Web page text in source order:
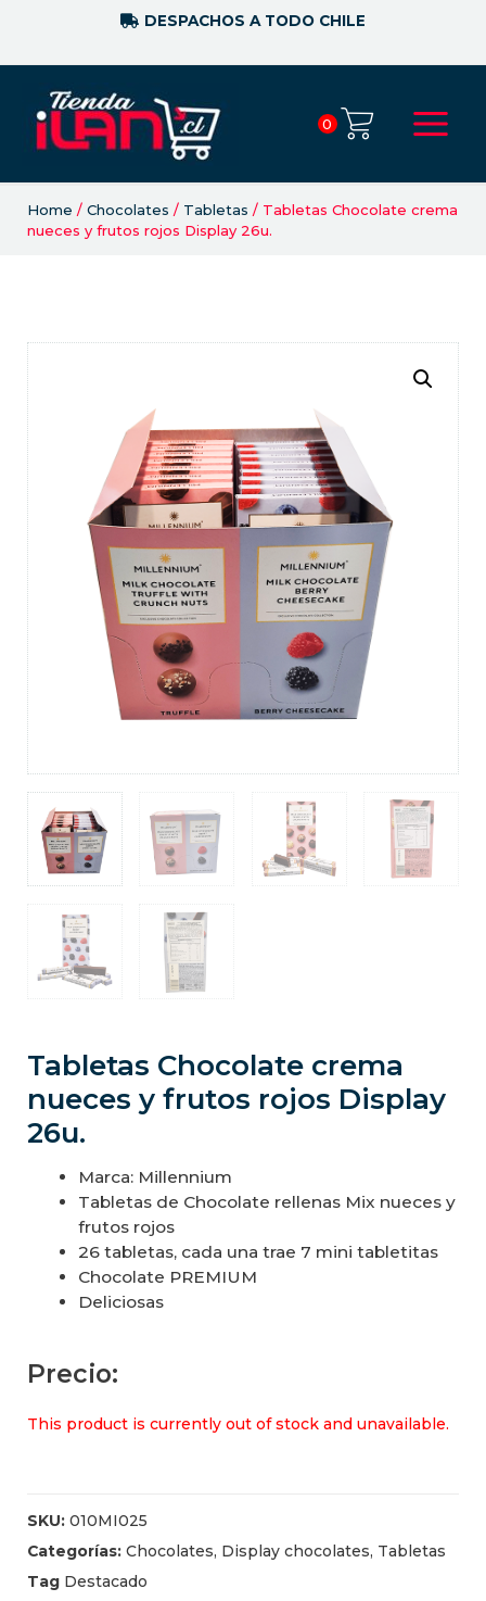
DESPACHOS A TODO CHILE
0
Home / Chocolates / Tabletas / Tabletas Chocolate crema
nueces y frutos rojos Display 26u.
Tabletas Chocolate crema
nueces y frutos rojos Display
26u.
Marca: Millennium
Tabletas de Chocolate rellenas Mix nueces y
frutos rojos
26 tabletas, cada una trae 7 mini tabletitas
Chocolate PREMIUM
Deliciosas
Precio:
This product is currently out of stock and unavailable.
SKU: 010MI025
Categorías: Chocolates, Display chocolates, Tabletas
Tag Destacado